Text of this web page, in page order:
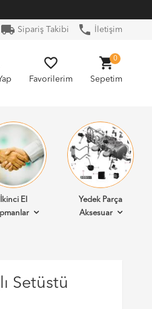
local_shipping Sipariş Takibi phone İletişim
favorite_border
Favorilerim
shopping_cart
Sepetim
0
İkinci El
Yedek Parça
Aksesuar
Setüstü